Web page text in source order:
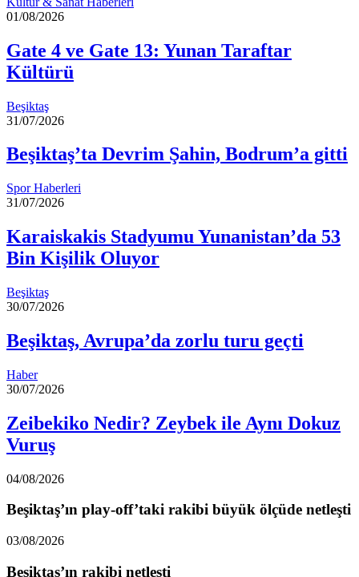
01/08/2026
Gate 4 ve Gate 13: Yunan Taraftar
Kültürü
Beşiktaş
31/07/2026
Beşiktaş’ta Devrim Şahin, Bodrum’a gitti
Spor Haberleri
31/07/2026
Karaiskakis Stadyumu Yunanistan’da 53
Bin Kişilik Oluyor
Beşiktaş
30/07/2026
Beşiktaş, Avrupa’da zorlu turu geçti
Haber
30/07/2026
Zeibekiko Nedir? Zeybek ile Aynı Dokuz
Vuruş
04/08/2026
Beşiktaş’ın play-off’taki rakibi büyük ölçüde netleşti
03/08/2026
Beşiktaş’ın rakibi netleşti